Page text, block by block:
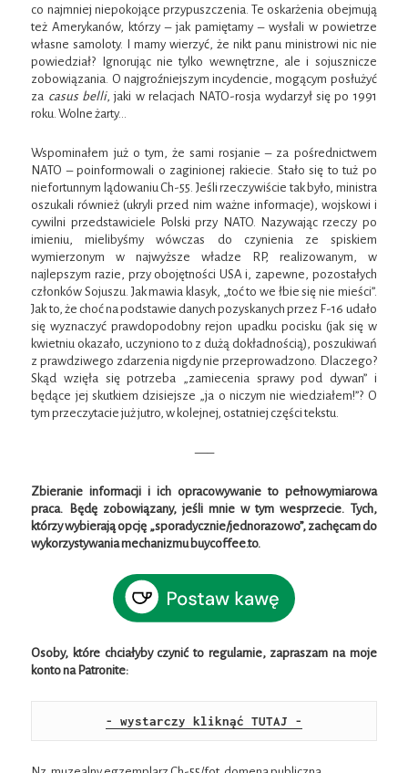
co najmniej niepokojące przypuszczenia. Te oskarżenia obejmują
też Amerykanów, którzy – jak pamiętamy – wysłali w powietrze
własne samoloty. I mamy wierzyć, że nikt panu ministrowi nic nie
powiedział? Ignorując nie tylko wewnętrzne, ale i sojusznicze
zobowiązania. O najgroźniejszym incydencie, mogącym posłużyć
za casus belli, jaki w relacjach NATO-rosja wydarzył się po 1991
roku. Wolne żarty…
Wspominałem już o tym, że sami rosjanie – za pośrednictwem
NATO – poinformowali o zaginionej rakiecie. Stało się to tuż po
niefortunnym lądowaniu Ch-55. Jeśli rzeczywiście tak było, ministra
oszukali również (ukryli przed nim ważne informacje), wojskowi i
cywilni przedstawiciele Polski przy NATO. Nazywając rzeczy po
imieniu, mielibyśmy wówczas do czynienia ze spiskiem
wymierzonym w najwyższe władze RP, realizowanym, w
najlepszym razie, przy obojętności USA i, zapewne, pozostałych
członków Sojuszu. Jak mawia klasyk, „toć to we łbie się nie mieści”.
Jak to, że choć na podstawie danych pozyskanych przez F-16 udało
się wyznaczyć prawdopodobny rejon upadku pocisku (jak się w
kwietniu okazało, uczyniono to z dużą dokładnością), poszukiwań
z prawdziwego zdarzenia nigdy nie przeprowadzono. Dlaczego?
Skąd wzięła się potrzeba „zamiecenia sprawy pod dywan” i
będące jej skutkiem dzisiejsze „ja o niczym nie wiedziałem!”? O
tym przeczytacie już jutro, w kolejnej, ostatniej części tekstu.
—–
Zbieranie informacji i ich opracowywanie to pełnowymiarowa
praca. Będę zobowiązany, jeśli mnie w tym wesprzecie. Tych,
którzy wybierają opcję „sporadycznie/jednorazowo”, zachęcam do
wykorzystywania mechanizmu buycoffee.to.
Osoby, które chciałyby czynić to regularnie, zapraszam na moje
konto na Patronite:
- wystarczy kliknąć TUTAJ -